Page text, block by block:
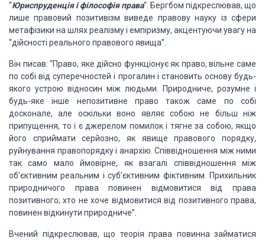
“Юриспруденція і філософія права“. Бергбом підкреслював, що
лише правовий позитивізм виведе правову науку із сфери
метафізики на шлях реалізму і емпіризму, акцентуючи увагу на
“дійсності реального правового явища”.
Він писав: “Право, яке дійсно функціонує як право, вільне саме
по собі від суперечностей і прогалин і становить основу будь-
якого устрою відносин між людьми. Природниче, розумне і
будь-яке інше непозитивне право також саме по собі
досконале, але оскільки воно являє собою не більш ніж
припущення, то і є джерелом помилок і тягне за собою, якщо
його сприймати серйозно, як явище правового порядку,
руйнування правопорядку і анархію. Співвідношення між ними
так само мало ймовірне, як взагалі співвідношення між
об’єктивним реальним і суб’єктивним фіктивним. Прихильник
природничого права повинен відмовитися від права
позитивного; хто не хоче відмовитися від позитивного права,
повинен відкинути природниче”.
Вчений підкреслював, що теорія права повинна займатися